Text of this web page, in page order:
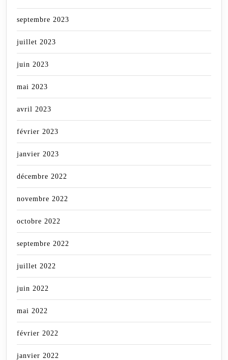
septembre 2023
juillet 2023
juin 2023
mai 2023
avril 2023
février 2023
janvier 2023
décembre 2022
novembre 2022
octobre 2022
septembre 2022
juillet 2022
juin 2022
mai 2022
février 2022
janvier 2022